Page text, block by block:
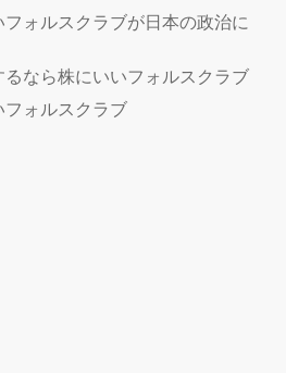
な
イ
ォルスクラブが日本の政治に
なら株にいいフォルスクラブ
フォルスクラブ